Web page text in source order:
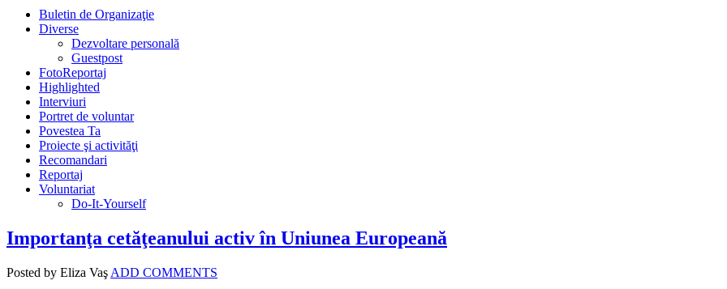
Buletin de Organizaţie
Diverse
Dezvoltare personală
Guestpost
FotoReportaj
Highlighted
Interviuri
Portret de voluntar
Povestea Ta
Proiecte şi activităţi
Recomandari
Reportaj
Voluntariat
Do-It-Yourself
Importanţa cetăţeanului activ în Uniunea Europeană
Posted by Eliza Vaş ADD COMMENTS